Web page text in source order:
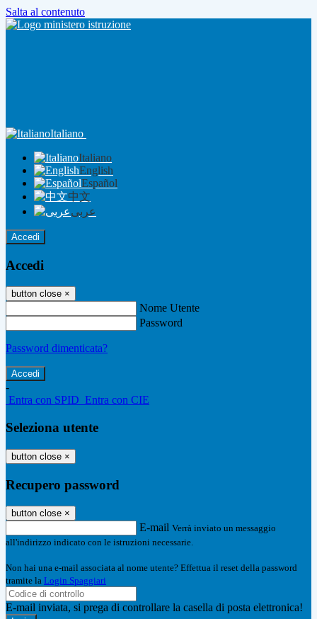
Salta al contenuto
Italiano
Italiano
English
Español
中文
عربى
Accedi
Accedi
button close ×
Nome Utente
Password
Password dimenticata?
-
Entra con SPID Entra con CIE
Seleziona utente
button close ×
Recupero password
button close ×
E-mail Verrà inviato un messaggio
all'indirizzo indicato con le istruzioni necessarie.
Non hai una e-mail associata al nome utente? Effettua il reset della password
tramite la Login Spaggiari
E-mail inviata, si prega di controllare la casella di posta elettronica!